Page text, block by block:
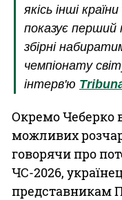
якісь інші
показує
збірні
чемпіонату
інтерв'ю
Окремо Чеберко
можливих
говорячи про
ЧС-2026,
представникам